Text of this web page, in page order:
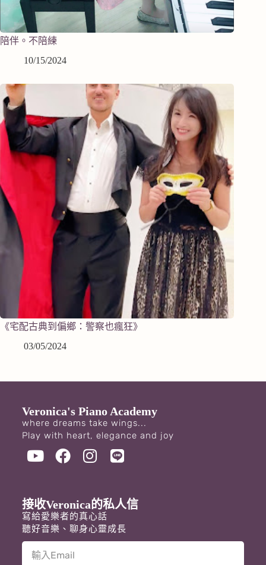
陪伴。不陪練
10/15/2024
《宅配古典到偏鄉：警察也瘋狂》
03/05/2024
Veronica's Piano Academy
where dreams take wings...
Play with heart, elegance and joy
接收Veronica的私人信
寫給愛樂者的真心話
聽好音樂、聊身心靈成長